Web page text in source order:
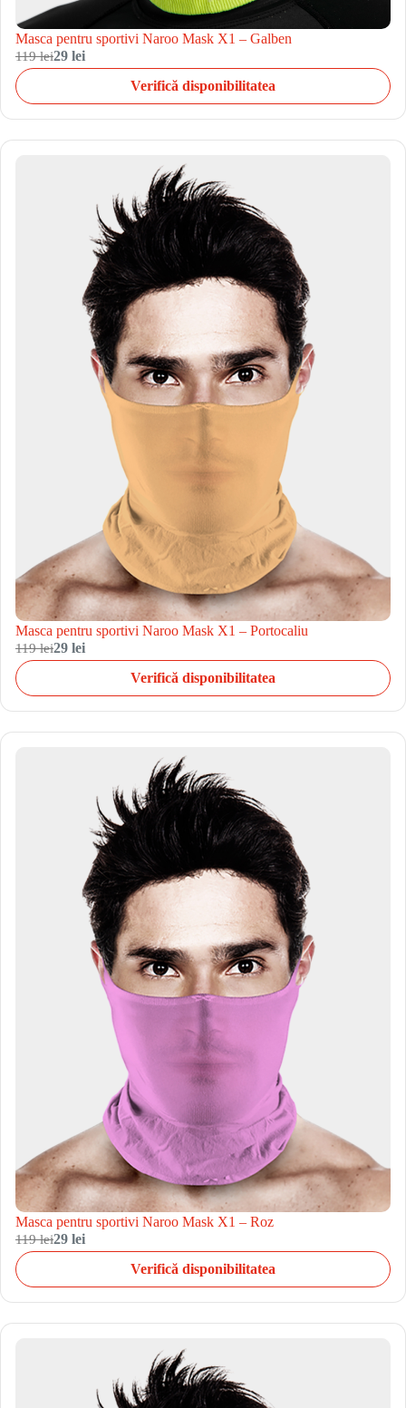
Masca pentru sportivi Naroo Mask X1 – Galben
119 lei29 lei
Verifică disponibilitatea
Masca pentru sportivi Naroo Mask X1 – Portocaliu
119 lei29 lei
Verifică disponibilitatea
Masca pentru sportivi Naroo Mask X1 – Roz
119 lei29 lei
Verifică disponibilitatea